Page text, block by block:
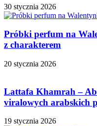
30 stycznia 2026
Próbki perfum na
z charakterem
20 stycznia 2026
Lattafa Khamrah –
viralowych arabskich
19 stycznia 2026